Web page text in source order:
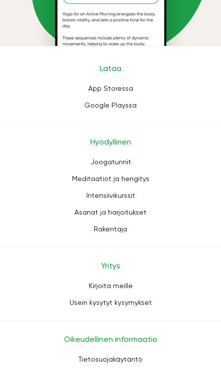
Lataa
App Storessa
Google Playssa
Hyödyllinen
Joogatunnit
Meditaatiot ja hengitys
Intensiivikurssit
Asanat ja harjoitukset
Rakentaja
Yritys
Kirjoita meille
Usein kysytyt kysymykset
Oikeudellinen informaatio
Tietosuojakäytäntö